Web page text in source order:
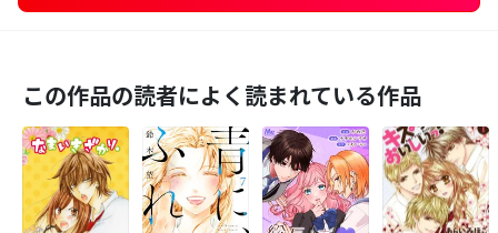
この作品の読者によく読まれている作品